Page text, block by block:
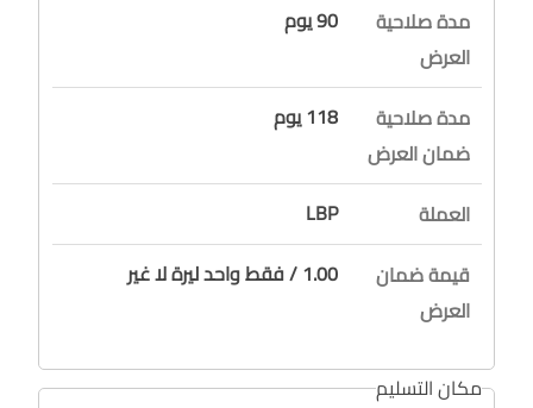
مدة صلاحية
العرض
90 يوم
مدة صلاحية
ضمان العرض
118 يوم
العملة
LBP
قيمة ضمان
العرض
1.00 / فقط واحد ليرة لا غير
مكان التسليم